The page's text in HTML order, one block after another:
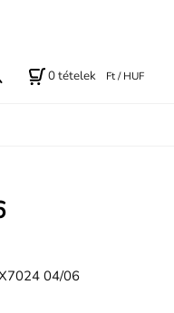
0tételek Ft / HUF
04/06